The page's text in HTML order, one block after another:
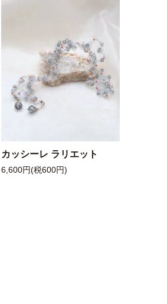
カッシーレ ラリエット
6,600円(税600円)